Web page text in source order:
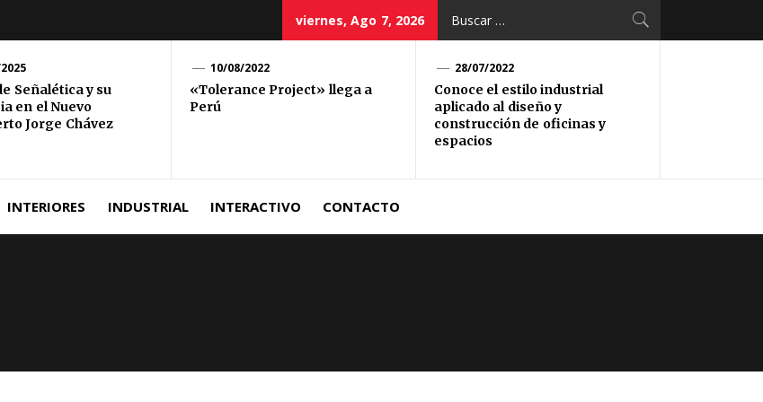
viernes, Ago 7, 2026
Señalética y su
en el Nuevo
Jorge Chávez
10/08/2022
«Tolerance Project» llega a
Perú
28/07/2022
Conoce el estilo industrial
aplicado al diseño y
construcción de oficinas y
espacios
INTERIORES INDUSTRIAL INTERACTIVO CONTACTO